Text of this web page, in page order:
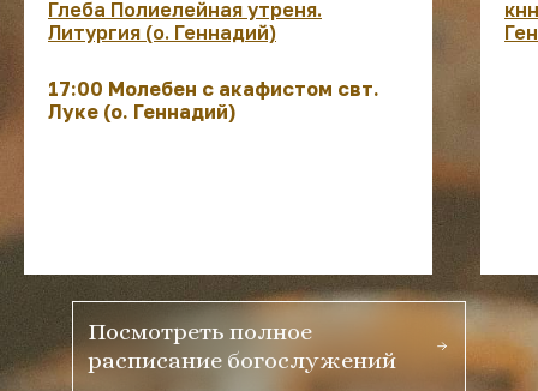
Глеба Полиелейная утреня.
Литургия (о. Геннадий)
17:00 Молебен с акафистом свт.
Луке (о. Геннадий)
Посмотреть полное
расписание богослужений